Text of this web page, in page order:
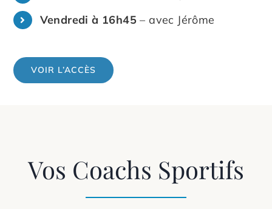
Vendredi à 16h45 – avec Jérôme
VOIR L’ACCÈS
Vos Coachs Sportifs